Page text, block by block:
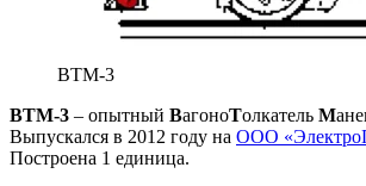
ВТМ-3
ВТМ-3 – опытный ВагоноТолкатель М
Выпускался в 2012 году на ООО
Построена 1 единица.